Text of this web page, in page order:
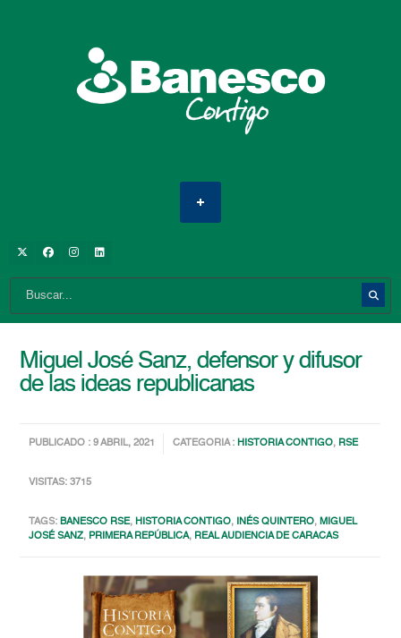
Miguel José Sanz, defensor y difusor
de las ideas republicanas
PUBLICADO : 9 ABRIL, 2021 CATEGORIA :HISTORIA CONTIGO, RSE
VISITAS: 3715
TAGS:BANESCO RSE,HISTORIA CONTIGO, INÉS QUINTERO,MIGUEL
JOSÉ SANZ, PRIMERA REPÚBLICA, REAL AUDIENCIA DE CARACAS